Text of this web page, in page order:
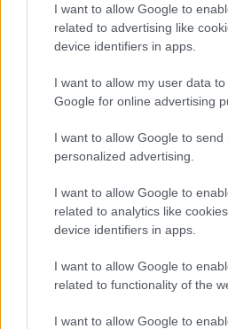
I want to allow Google to
related to advertising like
device identifiers in apps.
I want to allow my user data
Google for online advertising
I want to allow Google to send
personalized advertising.
I want to allow Google to
related to analytics like
device identifiers in apps.
I want to allow Google to
related to functionality of the
I want to allow Google to